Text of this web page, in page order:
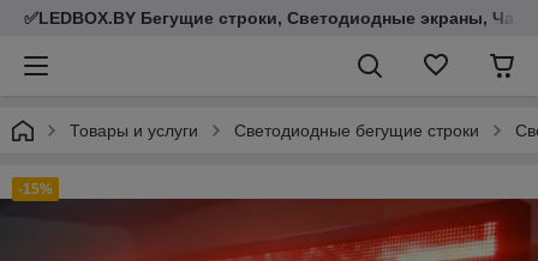
✅LEDBOX.BY Бегущие строки, Светодиодные экраны,
Товары и услуги Светодиодные бегущие строки
-15%